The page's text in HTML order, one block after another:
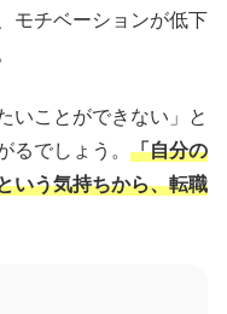
モチベーションが低下
いことができない」と
でしょう。 「自分の
いう気持ちから、転職